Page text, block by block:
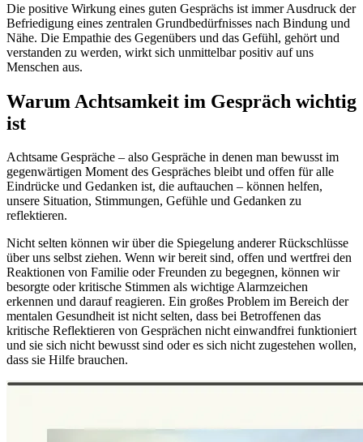
Die positive Wirkung eines guten Gesprächs ist immer Ausdruck der
Befriedigung eines zentralen Grundbedürfnisses nach Bindung und
Nähe. Die Empathie des Gegenübers und das Gefühl, gehört und
verstanden zu werden, wirkt sich unmittelbar positiv auf uns
Menschen aus.
Warum Achtsamkeit im Gespräch wichtig
ist
Achtsame Gespräche – also Gespräche in denen man bewusst im
gegenwärtigen Moment des Gespräches bleibt und offen für alle
Eindrücke und Gedanken ist, die auftauchen – können helfen,
unsere Situation, Stimmungen, Gefühle und Gedanken zu
reflektieren.
Nicht selten können wir über die Spiegelung anderer Rückschlüsse
über uns selbst ziehen. Wenn wir bereit sind, offen und wertfrei den
Reaktionen von Familie oder Freunden zu begegnen, können wir
besorgte oder kritische Stimmen als wichtige Alarmzeichen
erkennen und darauf reagieren. Ein großes Problem im Bereich der
mentalen Gesundheit ist nicht selten, dass bei Betroffenen das
kritische Reflektieren von Gesprächen nicht einwandfrei funktioniert
und sie sich nicht bewusst sind oder es sich nicht zugestehen wollen,
dass sie Hilfe brauchen.